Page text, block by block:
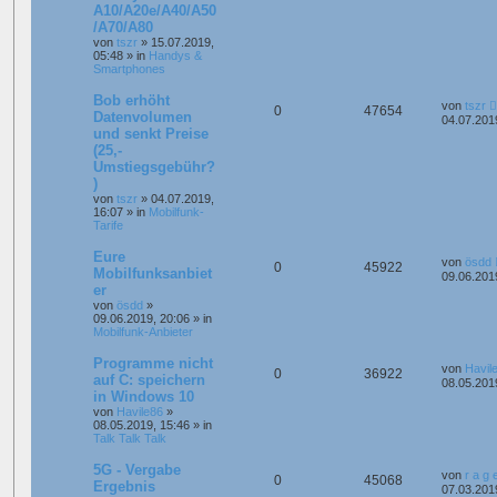
A10/A20e/A40/A50
/A70/A80
von tszr » 15.07.2019,
05:48 » in Handys &
Smartphones
Bob erhöht
Datenvolumen
und senkt Preise
(25,-
Umstiegsgebühr?
)
von tszr » 04.07.2019,
16:07 » in Mobilfunk-
Tarife
0 47654 von tszr
Eure
Mobilfunksanbiet
er
von ösdd »
09.06.2019, 20:06 » in
Mobilfunk-Anbieter
0 45922 von ösdd
Programme nicht
auf C: speichern
in Windows 10
von Havile86 »
08.05.2019, 15:46 » in
Talk Talk Talk
0 36922 von
5G - Vergabe
Ergebnis
0 45068 von r a g